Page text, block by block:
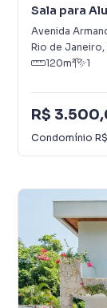
Sala para
Avenida
Rio de Janeiro,
120m² 1
R$
Condomínio